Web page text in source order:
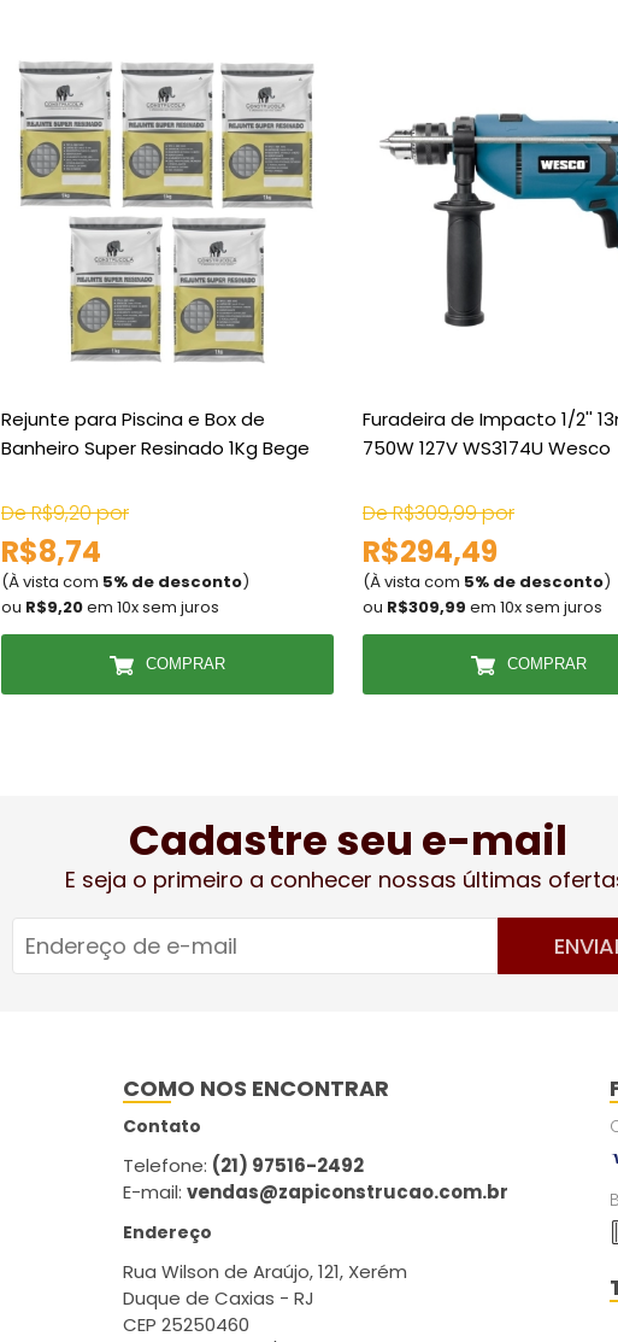
Rejunte para Piscina e Box de
Banheiro Super Resinado 1Kg Bege
De R$9,20 por
R$8,74
(À vista com 5% de desconto)
ou R$9,20em 10x sem juros
COMPRAR
Furadeira de Impacto 1/2''
750W 127V WS3174U Wesco
De R$309,99 por
R$294,49
(À vista com 5% de desconto)
ou R$309,99 em 10x sem juros
COMPRAR
Cadastre seu e-mail
E seja o primeiro a conhecer nossas últimas
COMO NOS ENCONTRAR
Contato
Telefone: (21) 97516-2492
E-mail:vendas@zapiconstrucao.com.br
Endereço
Rua Wilson de Araújo, 121, Xerém
Duque de Caxias - RJ
CEP 25250460